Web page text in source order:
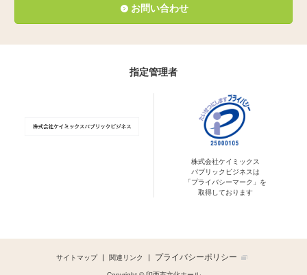
お問い合わせ
指定管理者
株式会社ケイミックス
パブリックビジネスは
「プライバシーマーク」を
取得しております
サイトマップ 関連リンク プライバシーポリシー